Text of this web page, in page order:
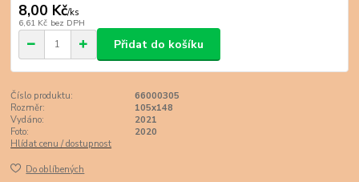
8,00 Kč/ks
6,61 Kč bez DPH
Přidat do košíku
Číslo produktu:
66000305
Rozměr:
105x148
Vydáno:
2021
Foto:
2020
Hlídat cenu / dostupnost
Do oblíbených